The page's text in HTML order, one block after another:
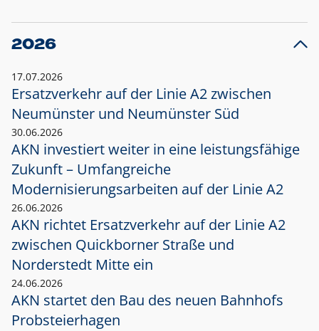
2026
17.07.2026
Ersatzverkehr auf der Linie A2 zwischen
Neumünster und Neumünster Süd
30.06.2026
AKN investiert weiter in eine leistungsfähige
Zukunft – Umfangreiche
Modernisierungsarbeiten auf der Linie A2
26.06.2026
AKN richtet Ersatzverkehr auf der Linie A2
zwischen Quickborner Straße und
Norderstedt Mitte ein
24.06.2026
AKN startet den Bau des neuen Bahnhofs
Probsteierhagen